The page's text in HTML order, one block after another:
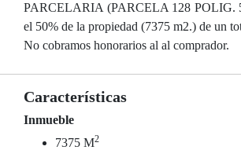
PARCELARIA (PARCELA 128 POLIG.
el 50% de la propiedad (7375 m2.) de un
No cobramos honorarios al al comprador.
Características
Inmueble
7375 M2